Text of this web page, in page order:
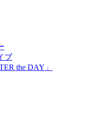
ブ
the DAY」